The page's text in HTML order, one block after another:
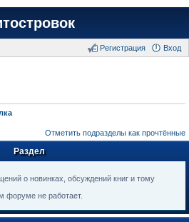
Вход
Регистрация
Отметить подразделы как прочтённые
Раздел
о новинках, обсуждений книг и тому
форуме не работает.